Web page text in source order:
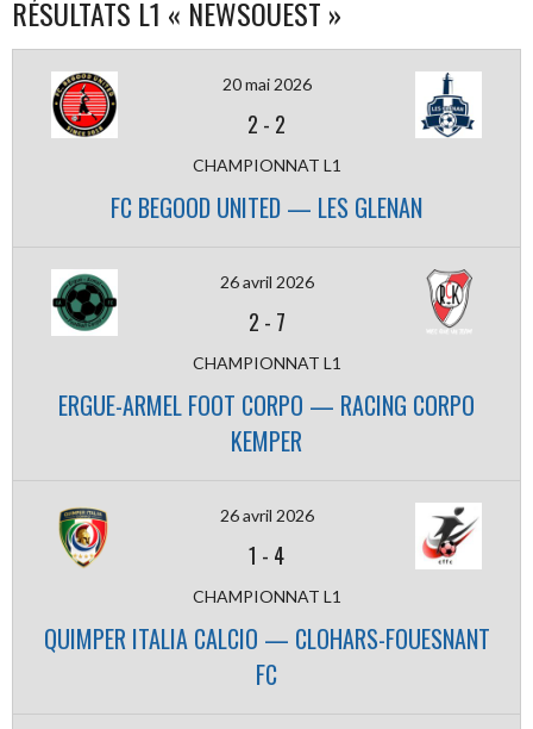
RÉSULTATS L1 « NEWSOUEST »
20 mai 2026
2 - 2
CHAMPIONNAT L1
FC BEGOOD UNITED — LES GLENAN
26 avril 2026
2 - 7
CHAMPIONNAT L1
ERGUE-ARMEL FOOT CORPO — RACING CORPO
KEMPER
26 avril 2026
1 - 4
CHAMPIONNAT L1
QUIMPER ITALIA CALCIO — CLOHARS-FOUESNANT
FC